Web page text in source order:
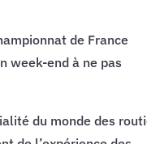
de France
week-end à ne pas
du monde des